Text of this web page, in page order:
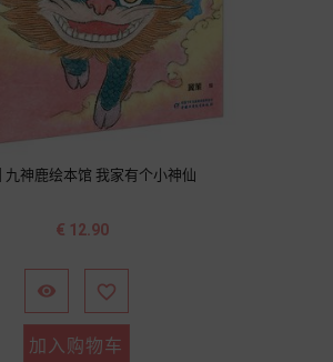
九神鹿绘本馆 我家有个小神仙
价
€ 12.90
 
加入购物车